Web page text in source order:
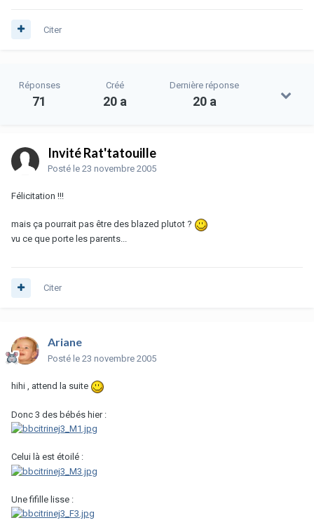
Citer
Réponses
71
Créé
20 a
Dernière réponse
20 a
Invité Rat'tatouille
Posté le 23 novembre 2005
Félicitation !!!
mais ça pourrait pas être des blazed plutot ?
vu ce que porte les parents...
Citer
Ariane
Posté le 23 novembre 2005
hihi , attend la suite
Donc 3 des bébés hier :
Celui là est étoilé :
Une fifille lisse :